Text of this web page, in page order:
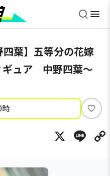
四葉】五等分の花嫁
ュア 中野四葉～
い
ね
X